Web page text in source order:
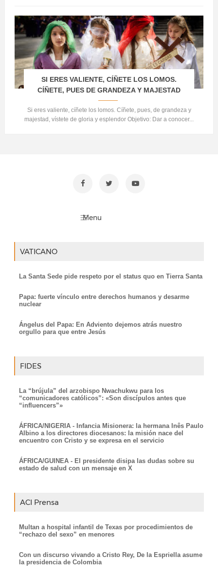
SI ERES VALIENTE, CÍÑETE LOS LOMOS.
CÍÑETE, PUES DE GRANDEZA Y MAJESTAD
Si eres valiente, cíñete los lomos. Cíñete, pues, de grandeza y
majestad, vístete de gloria y esplendor Objetivo: Dar a conocer...
VATICANO
La Santa Sede pide respeto por el status quo en Tierra Santa
Papa: fuerte vínculo entre derechos humanos y desarme
nuclear
Ángelus del Papa: En Adviento dejemos atrás nuestro
orgullo para que entre Jesús
FIDES
La “brújula” del arzobispo Nwachukwu para los
“comunicadores católicos”: «Son discípulos antes que
“influencers”»
ÁFRICA/NIGERIA - Infancia Misionera: la hermana Inês Paulo
Albino a los directores diocesanos: la misión nace del
encuentro con Cristo y se expresa en el servicio
ÁFRICA/GUINEA - El presidente disipa las dudas sobre su
estado de salud con un mensaje en X
ACI Prensa
Multan a hospital infantil de Texas por procedimientos de
“rechazo del sexo” en menores
Con un discurso vivando a Cristo Rey, De la Espriella asume
la presidencia de Colombia